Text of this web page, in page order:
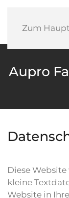
Zum
Aupro
Diese
kleine
Website in